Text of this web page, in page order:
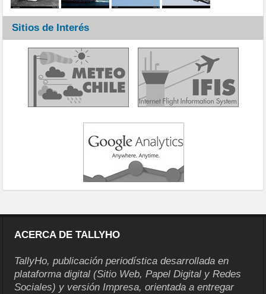
Sitios de Interés
ACERCA DE TALLYHO
TallyHo, publicación periodística desarrollada en
plataforma digital (Sitio Web, Papel Digital y Redes
Sociales) y versión Impresa, orientada a entregar